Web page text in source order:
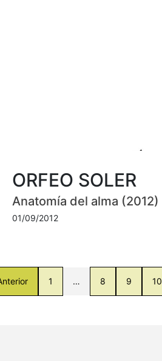
ORFEO SOLER
Anatomía del alma (2012)
01/09/2012
1 … 8 9 10